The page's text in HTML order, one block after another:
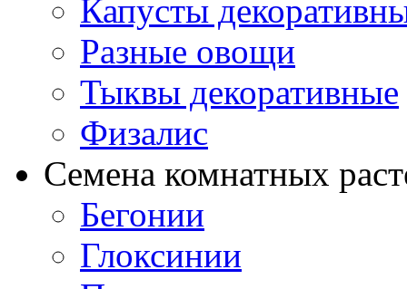
Капусты
Разные овощи
Тыквы декоративные
Физалис
Семена комнатных
Бегонии
Глоксинии